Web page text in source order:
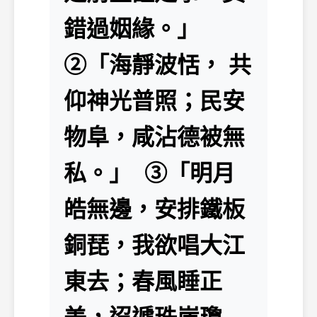
錯過姻緣。」
②「海靜波恬， 共
仰神光普照；民安
物阜，咸沾德被無
私。」 ③「明月
皓無邊，安排鐵板
銅琵，我欲唱大江
東去；春風睡正